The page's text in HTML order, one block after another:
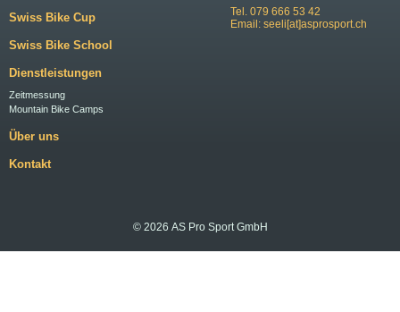
Tel. 079 666 53 42
Email: seeli[at]asprosport.ch
Swiss Bike Cup
Swiss Bike School
Dienstleistungen
Zeitmessung
Mountain Bike Camps
Über uns
Kontakt
© 2026 AS Pro Sport GmbH